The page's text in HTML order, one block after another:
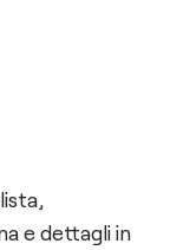
e dettagli in